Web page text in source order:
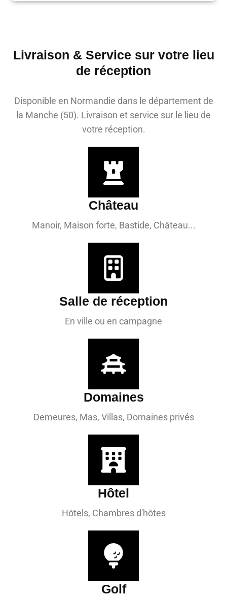
Livraison & Service sur votre lieu
de réception
Disponible en Normandie dans le département de
la Manche (50). Livraison et service sur le lieu de
votre réception.
Château
Manoir, Maison forte, Bastide, Château...
Salle de réception
En ville ou en campagne
Domaines
Demeures, Mas, Villas, Domaines privés
Hôtel
Hôtels, Chambres d'hôtes
Golf